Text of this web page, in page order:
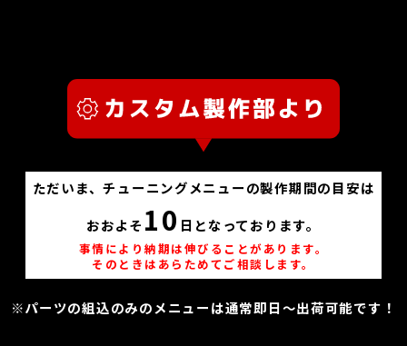
ただいま、チューニングメニューの製作期間の目安は
おおよそ 10 日となっております。
事情により納期は伸びることがあります。
そのときはあらためてご相談します。
※パーツの組込のみのメニューは通常即日～出荷可能です！